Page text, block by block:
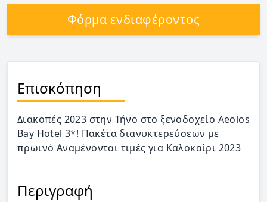
Φόρμα ενδιαφέροντος
Επισκόπηση
Διακοπές 2023 στην Τήνο στο ξενοδοχείο Aeolos
Bay Hotel 3*! Πακέτα διανυκτερεύσεων με
πρωινό Αναμένονται τιμές για Καλοκαίρι 2023
Περιγραφή